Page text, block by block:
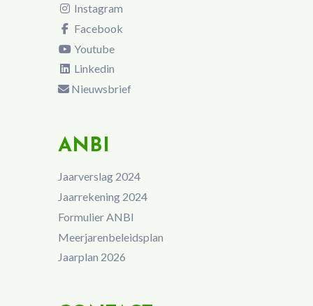
Instagram
Facebook
Youtube
Linkedin
Nieuwsbrief
ANBI
Jaarverslag 2024
Jaarrekening 2024
Formulier ANBI
Meerjarenbeleidsplan
Jaarplan 2026